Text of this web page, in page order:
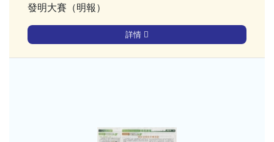
發明大賽（明報）
詳情